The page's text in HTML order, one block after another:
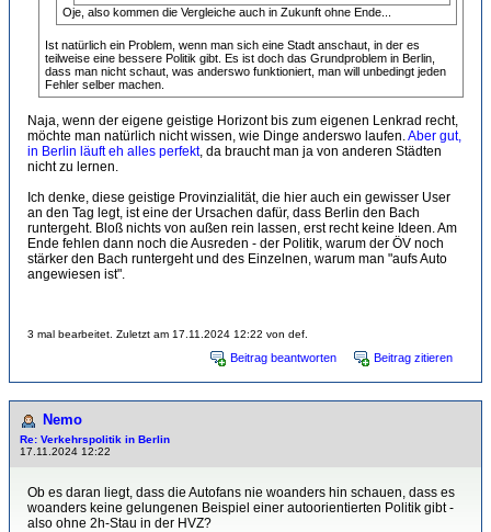
Oje, also kommen die Vergleiche auch in Zukunft ohne Ende...
Ist natürlich ein Problem, wenn man sich eine Stadt anschaut, in der es
teilweise eine bessere Politik gibt. Es ist doch das Grundproblem in Berlin,
dass man nicht schaut, was anderswo funktioniert, man will unbedingt jeden
Fehler selber machen.
Naja, wenn der eigene geistige Horizont bis zum eigenen Lenkrad recht,
möchte man natürlich nicht wissen, wie Dinge anderswo laufen.Aber gut,
in Berlin läuft eh alles perfekt, da braucht man ja von anderen Städten
nicht zu lernen.
Ich denke, diese geistige Provinzialität, die hier auch ein gewisser User
an den Tag legt, ist eine der Ursachen dafür, dass Berlin den Bach
runtergeht. Bloß nichts von außen rein lassen, erst recht keine Ideen. Am
Ende fehlen dann noch die Ausreden - der Politik, warum der ÖV noch
stärker den Bach runtergeht und des Einzelnen, warum man "aufs Auto
angewiesen ist".
3 mal bearbeitet. Zuletzt am 17.11.2024 12:22 von def.
Beitrag beantworten Beitrag zitieren
Nemo
Re: Verkehrspolitik in Berlin
17.11.2024 12:22
Ob es daran liegt, dass die Autofans nie woanders hin schauen, dass es
woanders keine gelungenen Beispiel einer autoorientierten Politik gibt -
also ohne 2h-Stau in der HVZ?